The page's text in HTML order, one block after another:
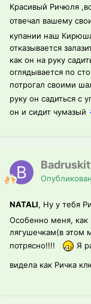
Красивый Ричюля
отвечал вашему
купании наш
отказывается
как он на руку
оглядывается по
потрогал своими
руку он садиться с
он и сидит чумазый
NATALI, Ну у тебя
Особенно меня, как
лягушечкам(в этом
потрясно!!!!
Я
видела как Ричка